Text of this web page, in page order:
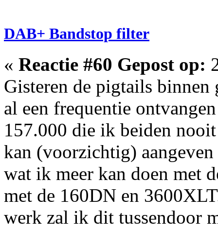
DAB+ Bandstop filter
« Reactie #60 Gepost op:
Gisteren de pigtails
al een frequentie
157.000 die ik beiden
kan (voorzichtig)
wat ik meer kan doen met
met de 160DN en
werk zal ik dit tussendoor